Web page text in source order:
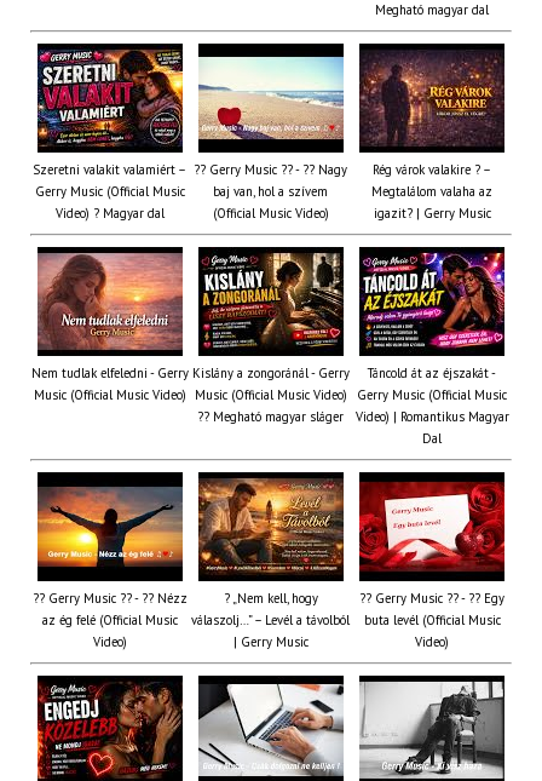
Megható magyar dal
Szeretni valakit valamiért –
Gerry Music (Official Music
Video) ? Magyar dal
?? Gerry Music ?? - ?? Nagy
baj van, hol a szívem
(Official Music Video)
Rég várok valakire ? –
Megtalálom valaha az
igazit? | Gerry Music
Nem tudlak elfeledni - Gerry
Music (Official Music Video)
Kislány a zongoránál - Gerry
Music (Official Music Video)
?? Megható magyar sláger
Táncold át az éjszakát -
Gerry Music (Official Music
Video) | Romantikus Magyar
Dal
?? Gerry Music ?? - ?? Nézz
az ég felé (Official Music
Video)
? „Nem kell, hogy
válaszolj…” – Levél a távolból
| Gerry Music
?? Gerry Music ?? - ?? Egy
buta levél (Official Music
Video)